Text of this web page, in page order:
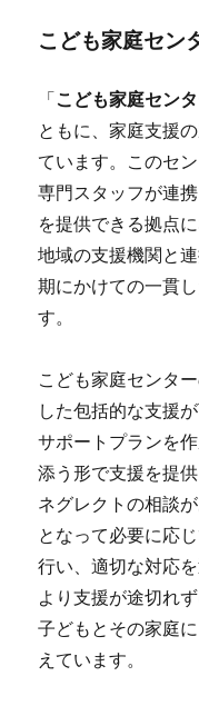
こども家庭セン
「こども家庭セン
ともに、家庭支援
ています。このセ
専門スタッフが連
を提供できる拠点
地域の支援機関と
期にかけての一貫
す。
こども家庭センタ
した包括的な支援
サポートプランを
添う形で支援を提供
ネグレクトの相談
となって必要に応
行い、適切な対応
より支援が途切れ
子どもとその家庭
えています。